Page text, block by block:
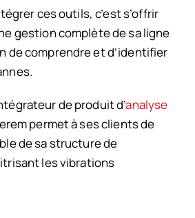
ces outils, c’est s’offrir
gestion complète de sa ligne
de comprendre et d’identifier
de produit d’analyse
permet à ses clients de
de sa structure de
les vibrations